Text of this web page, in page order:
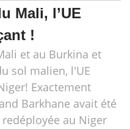
Mali, l’UE
!
et au Burkina et
sol malien, l'UE
Exactement
Barkhane avait été
au Niger